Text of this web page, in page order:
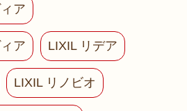
ア
ア LIXIL リデア
LIXIL リノビオ